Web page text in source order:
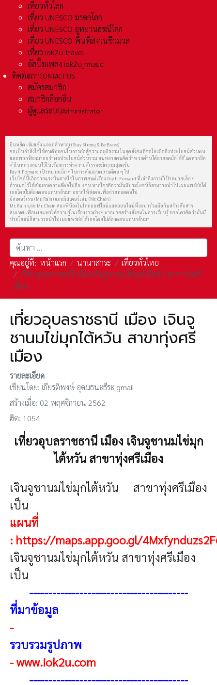
เที่ยวทั่วโลก
เที่ยว UNESCO มรดกโลก
เที่ยว UNESCO อุทยานธรณีโลก
เที่ยว UNESCO พื้นที่สงวนชีวมวล
เที่ยว iok2u_travel
อัลปั้มเพลง iok2u_music
ติดต่อเราCONTACT US
สมัครสมาชิก
สมาชิกล็อกอิน
ผู้ดูแลระบบAdministrator
ยืนหยัด เข้มแข็ง และกล้าหาญ (Stay Strong & Be Brave)
ขอเป็นกำลังใจให้คนดีทุกคนในการต่อสู้ความอยุติธรรม ในยุคสังคมที่คดโกงยึดถึงประโยชน์ส่วนตน
และพวกฟ้องมากกว่าผลประโยชน์ส่วนรวม จนหลายคนคิดว่าพวกด้านได้อายอดมักได้ดี แต่หากยึด
คำในหลวงสอนไว้ในเรื่องการทำความดีเราจะมีความสุขครับ
Pay It Forward เป้าหมายเล็ก ๆ ในการส่งมอบความดีต่อ ๆ ไป
เว็ปไซต์นี้เกิดจากแรงบันดาลใจในภาพยนต์เรื่อง Pay It Forward ที่เล่าถึงการมีเป้าหมายเล็ก ๆ
กำหนดไว้ให้ส่งมอบความดีต่อไปอีก 3 คน หากใครคิดว่ามันมีประโยชน์ก็สามารถนำไปเผยแพร่ต่อได้
เลยโดยไม่ต้องตอบแทนกลับมา อยากให้ส่งต่อเพื่อถ่ายทอดต่อไป
มิสเตอร์เรน (Mr. Rain) และมิสเตอร์เชน (Mr. Chain)
Mr. Rain และ Mr. Chain สองพี่น้องในโลกออฟไลน์และออนไลน์ที่จะมาร่วมมือกันสร้างสื่อสาร
สนเทศ เพื่อเผยแพร่ให้ความรู้ในเรื่องราวต่างๆ มากมายสร้างสังคมในการเรียนรู้ หากใครคิดว่ามันมี
ประโยชน์ก็สามารถนำไปเผยแพร่ต่อได้เลยโดยไม่ต้องตอบแทนกลับมา
การค้นหา
คุณอยู่ที่: หน้าแรก นานาสาระ
เที่ยวทั่วไทย
เที่ยวอุบลราชธานี เมือง เจินจูชานมไข่มุกไต้หวัน สาขาทุ่งศรี
เมือง
เที่ยวอุบลราชธานี เมือง เจินจู
ชานมไข่มุกไต้หวัน สาขาทุ่งศรี
เมือง
รายละเอียด
เขียนโดย: เกียรติพงษ์ อุดมธนะธีระ gmail
สร้างเมื่อ: 02 พฤศจิกายน 2562
ฮิต: 1054
เที่ยวอุบลราชธานี เมือง เจินจูชานมไข่มุก
ไต้หวัน สาขาทุ่งศรีเมือง
เจินจูชานมไข่มุกไต้หวัน สาขาทุ่งศรีเมือง
เป็น
แผนที่
: https://maps.app.goo.gl/
เจินจูชานมไข่มุกไต้หวัน สาขาทุ่งศรีเมือง
เป็น
-----------------------------------------
ที่มาข้อมูล
-
รวบรวมรูปภาพ
-www.iok2u.com
-----------------------------------------